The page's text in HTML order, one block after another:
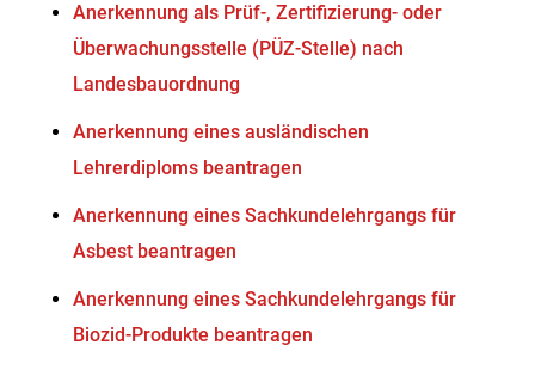
Anerkennung als Prüf-, Zertifizierung- oder
Überwachungsstelle (PÜZ-Stelle) nach
Landesbauordnung
Anerkennung eines ausländischen
Lehrerdiploms beantragen
Anerkennung eines Sachkundelehrgangs für
Asbest beantragen
Anerkennung eines Sachkundelehrgangs für
Biozid-Produkte beantragen